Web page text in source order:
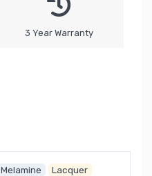
3 Year Warranty
Melamine Lacquer